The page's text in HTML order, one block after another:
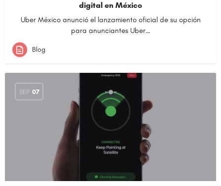
digital en México
Uber México anunció el lanzamiento oficial de su opción
para anunciantes Uber…
Blog
SEP 07